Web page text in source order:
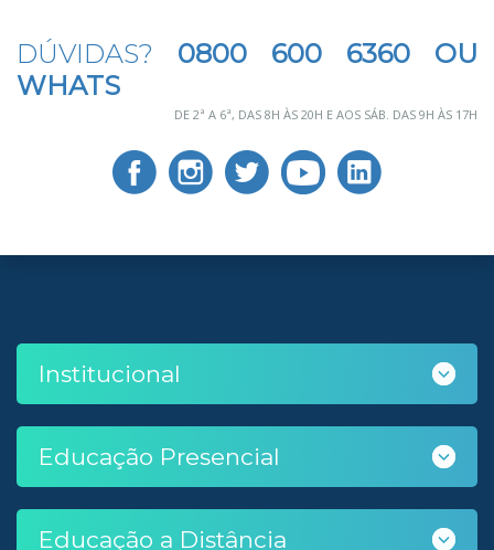
DÚVIDAS? 0800 600 6360 OU
WHATS
DE 2ª A 6ª, DAS 8H ÀS 20H E AOS SÁB. DAS 9H ÀS 17H
Institucional
Educação Presencial
Educação a Distância